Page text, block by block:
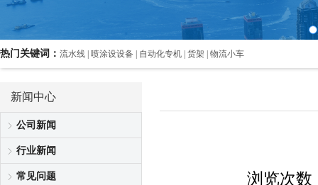
热门关键词： 流水线 | 喷涂设设备 | 自动化专机 | 货架 | 物流小车
新闻中心
公司新闻
行业新闻
常见问题 浏览次数